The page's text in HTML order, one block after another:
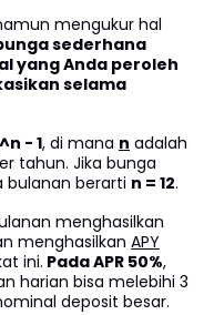
mengukur hal
sederhana
yang Anda peroleh
selama
- 1, di mana n adalah
tahun. Jika bunga
bulanan berarti n = 12.
menghasilkan
menghasilkan APY
ini. Pada APR 50%,
harian bisa melebihi 3
deposit besar.